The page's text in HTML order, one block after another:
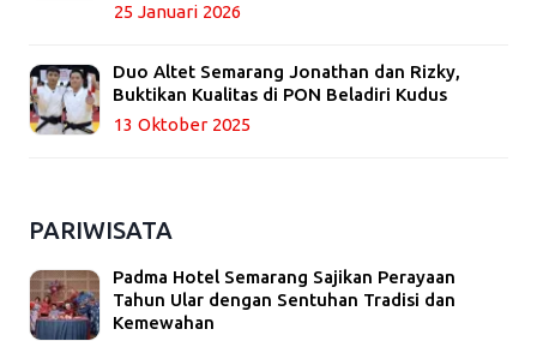
25 Januari 2026
Duo Altet Semarang Jonathan dan Rizky,
Buktikan Kualitas di PON Beladiri Kudus
13 Oktober 2025
PARIWISATA
Padma Hotel Semarang Sajikan Perayaan
Tahun Ular dengan Sentuhan Tradisi dan
Kemewahan